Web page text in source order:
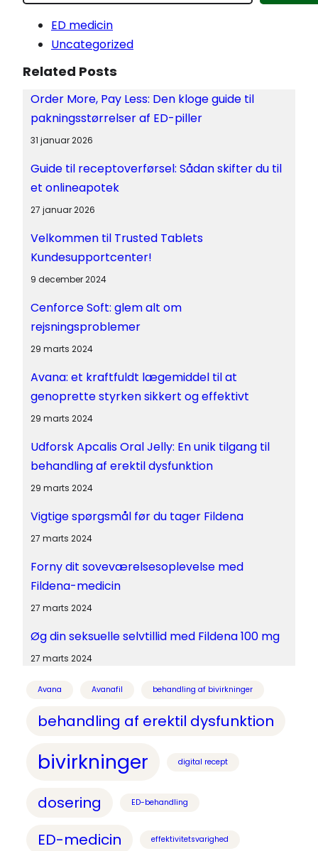
ED medicin
Uncategorized
Related Posts
Order More, Pay Less: Den kloge guide til
pakningsstørrelser af ED-piller
31 januar 2026
Guide til receptoverførsel: Sådan skifter du til
et onlineapotek
27 januar 2026
Velkommen til Trusted Tablets
Kundesupportcenter!
9 december 2024
Cenforce Soft: glem alt om
rejsningsproblemer
29 marts 2024
Avana: et kraftfuldt lægemiddel til at
genoprette styrken sikkert og effektivt
29 marts 2024
Udforsk Apcalis Oral Jelly: En unik tilgang til
behandling af erektil dysfunktion
29 marts 2024
Vigtige spørgsmål før du tager Fildena
27 marts 2024
Forny dit soveværelsesoplevelse med
Fildena-medicin
27 marts 2024
Øg din seksuelle selvtillid med Fildena 100 mg
27 marts 2024
Avana Avanafil behandling af bivirkninger
behandling af erektil dysfunktion
bivirkninger digital recept
dosering ED-behandling
ED-medicin effektivitetsvarighed